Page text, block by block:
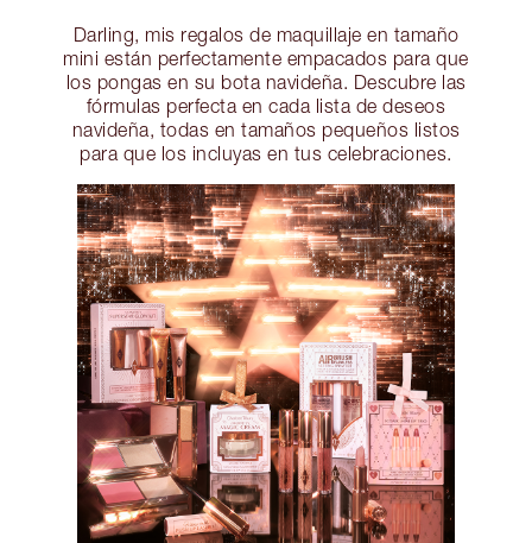
Darling, mis regalos de maquillaje en tamaño
mini están perfectamente empacados para que
los pongas en su bota navideña. Descubre las
fórmulas perfecta en cada lista de deseos
navideña, todas en tamaños pequeños listos
para que los incluyas en tus celebraciones.